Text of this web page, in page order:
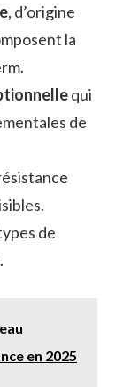
, d’origine
la
qui
de
de
en 2025